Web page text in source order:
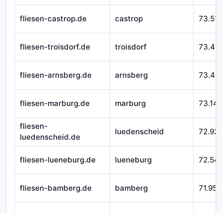
fliesen-castrop.de castrop 73.518
fliesen-troisdorf.de troisdorf
fliesen-arnsberg.de arnsberg
fliesen-marburg.de marburg 73.147
fliesen-
luedenscheid.de
luedenscheid
fliesen-lueneburg.de lueneburg
fliesen-bamberg.de bamberg 71.952